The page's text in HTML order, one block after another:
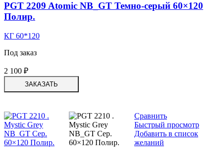
PGT 2209 Atomic NB_GT Темно-серый 60×120
Полир.
КГ 60*120
Под заказ
2 100 ₽
ЗАКАЗАТЬ
Сравнить
Быстрый просмотр
Добавить в список
желаний